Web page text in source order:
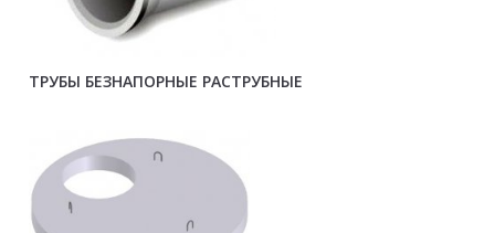
ТРУБЫ БЕЗНАПОРНЫЕ РАСТРУБНЫЕ